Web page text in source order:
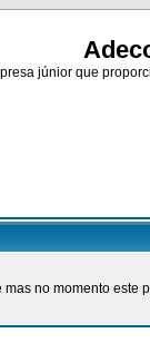
júnior que
mas no momento este